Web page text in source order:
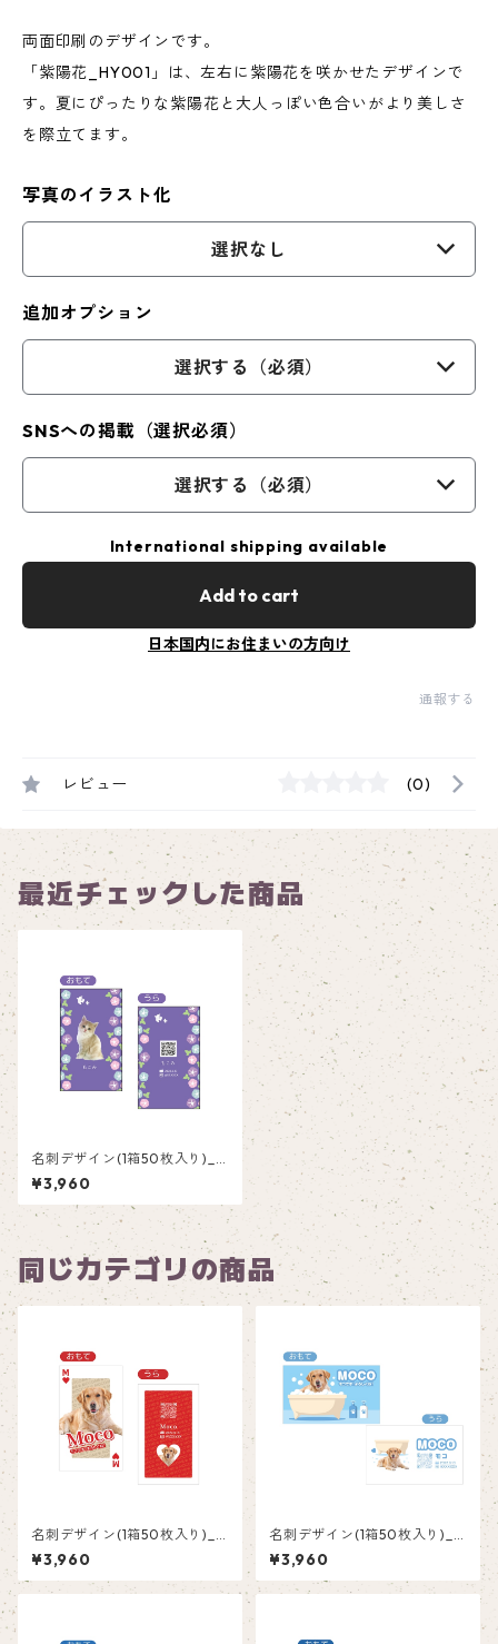
両面印刷のデザインです。
「紫陽花_HY001」は、左右に紫陽花を咲かせたデザインで
す。夏にぴったりな紫陽花と大人っぽい色合いがより美しさ
を際立てます。
写真のイラスト化
選択なし
追加オプション
選択する（必須）
SNSへの掲載（選択必須）
選択する（必須）
International shipping available
Add to cart
日本国内にお住まいの方向け
通報する
レビュー (0)
最近チェックした商品
名刺デザイン(1箱50枚入り)_
紫陽花_HY001
¥3,960
同じカテゴリの商品
名刺デザイン(1箱50枚入り)_
トランプ_TRR001
¥3,960
名刺デザイン(1箱50枚入り)_
バスルーム_BLB002
¥3,960